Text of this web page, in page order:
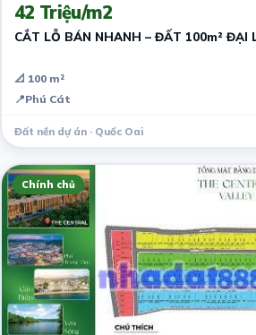
42 Triệu/m2
CẮT LỖ BÁN NHANH – ĐẤT 100m² ĐẠI
📐 100 m²
📍Phú Cát
Đất nền dự án · Quốc Oai
Chính chủ